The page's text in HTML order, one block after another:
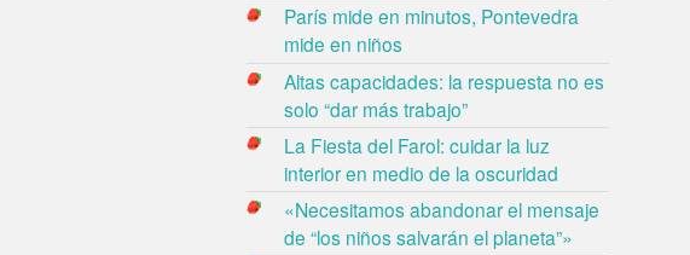
París mide en minutos, Pontevedra
mide en niños
Altas capacidades: la respuesta no es
solo “dar más trabajo”
La Fiesta del Farol: cuidar la luz
interior en medio de la oscuridad
«Necesitamos abandonar el mensaje
de “los niños salvarán el planeta”»